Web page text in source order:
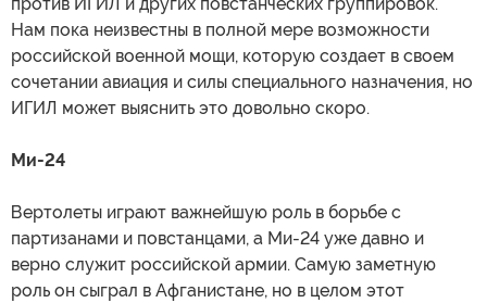
Нам пока неизвестны в полной мере возможности
российской военной мощи, которую создает в своем
сочетании авиация и силы специального назначения, но
ИГИЛ может выяснить это довольно скоро.
Ми-24
Вертолеты играют важнейшую роль в борьбе с
партизанами и повстанцами, а Ми-24 уже давно и
верно служит российской армии. Самую заметную
роль он сыграл в Афганистане, но в целом этот